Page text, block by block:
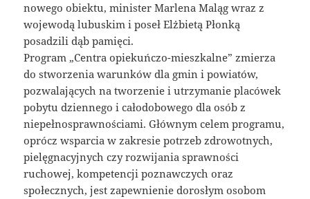
nowego obiektu, minister Marlena Maląg wraz z
wojewodą lubuskim i poseł Elżbietą Płonką
posadzili dąb pamięci.
Program „Centra opiekuńczo-mieszkalne” zmierza
do stworzenia warunków dla gmin i powiatów,
pozwalających na tworzenie i utrzymanie placówek
pobytu dziennego i całodobowego dla osób z
niepełnosprawnościami. Głównym celem programu,
oprócz wsparcia w zakresie potrzeb zdrowotnych,
pielęgnacyjnych czy rozwijania sprawności
ruchowej, kompetencji poznawczych oraz
społecznych, jest zapewnienie dorosłym osobom